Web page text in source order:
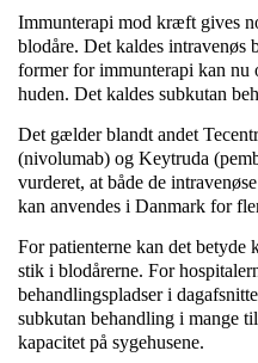
Immunterapi mod kræft gives
blodåre. Det kaldes intravenøs
former for immunterapi kan nu
huden. Det kaldes subkutan
Det gælder blandt andet
(nivolumab) og Keytruda
vurderet, at både de
kan anvendes i Danmark for
For patienterne kan det
stik i blodårerne. For
behandlingspladser i
subkutan behandling i mange
kapacitet på sygehusene.